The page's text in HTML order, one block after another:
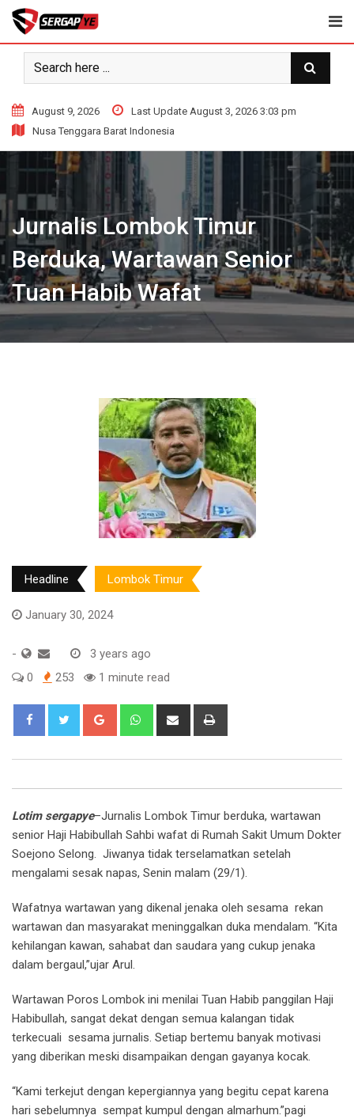
Skip
content
August 9, 2026
Last Update August 3, 2026 3:03 pm
Nusa Tenggara Barat Indonesia
Jurnalis Lombok Timur
Berduka, Wartawan Senior
Tuan Habib Wafat
Headline Lombok Timur
January 30, 2024
-
3 years ago
0
253 1 minute read
Google+ WhatsappShare
Lotim sergapye–Jurnalis Lombok Timur berduka, wartawan
senior Haji Habibullah Sahbi wafat di Rumah Sakit Umum Dokter
Soejono Selong. Jiwanya tidak terselamatkan setelah
mengalami sesak napas, Senin malam (29/1).
Wafatnya wartawan yang dikenal jenaka oleh sesama rekan
wartawan dan masyarakat meninggalkan duka mendalam. “Kita
kehilangan kawan, sahabat dan saudara yang cukup jenaka
dalam bergaul,”ujar Arul.
Wartawan Poros Lombok ini menilai Tuan Habib panggilan Haji
Habibullah, sangat dekat dengan semua kalangan tidak
terkecuali sesama jurnalis. Setiap bertemu banyak motivasi
yang diberikan meski disampaikan dengan gayanya kocak.
“Kami terkejut dengan kepergiannya yang begitu cepat karena
hari sebelumnya sempat kumpul dengan almarhum.”pagi